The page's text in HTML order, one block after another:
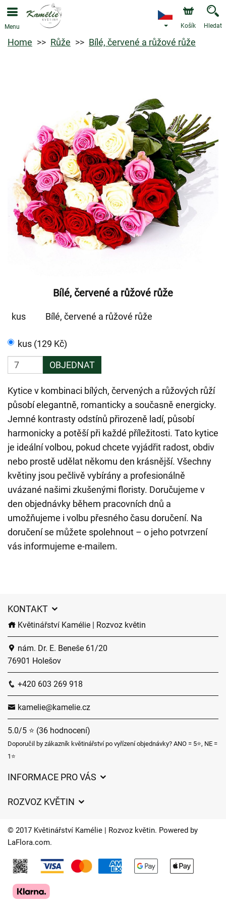
Menu Košík Hledat
Home Růže Bílé, červené a růžové růže
Bílé, červené a růžové růže
kus Bílé, červené a růžové růže
kus (129 Kč)
OBJEDNAT
Kytice v kombinaci bílých, červených a růžových růží
působí elegantně, romanticky a současně energicky.
Jemné kontrasty odstínů přirozeně ladí, působí
harmonicky a potěší při každé příležitosti. Tato kytice
je ideální volbou, pokud chcete vyjádřit radost, obdiv
nebo prostě udělat někomu den krásnější. Všechny
květiny jsou pečlivě vybírány a profesionálně
uvázané našimi zkušenými floristy. Doručujeme v
den objednávky během pracovních dnů a
umožňujeme i volbu přesného času doručení. Na
doručení se můžete spolehnout – o jeho potvrzení
vás informujeme e-mailem.
KONTAKT
Květinářství Kamélie | Rozvoz květin
nám. Dr. E. Beneše 61/20
76901 Holešov
+420 603 269 918
kamelie@kamelie.cz
5.0/5 ⭐ (36 hodnocení)
Doporučil by zákazník květinářství po vyřízení objednávky? ANO = 5⭐, NE =
1⭐
INFORMACE PRO VÁS
Často kladené dotazy
O nás
Časy doručení květin – přehled možností
ROZVOZ KVĚTIN
Kam doručujeme květiny
Kontakt
© 2017 Květinářství Kamélie | Rozvoz květin. Powered by
LaFlora.com.